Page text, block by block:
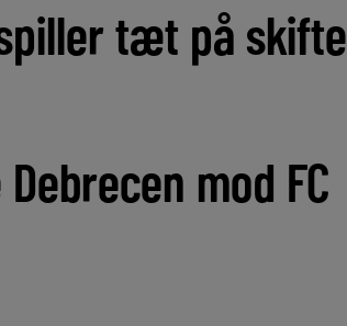
tæt på skifte
mod FC